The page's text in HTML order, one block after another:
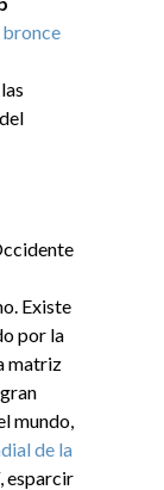
bronce
Existe
por la
matriz
mundo,
de la
esparcir